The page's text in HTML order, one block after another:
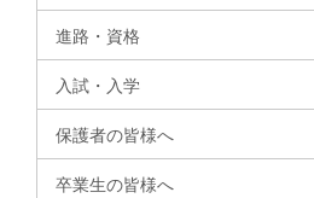
進路・資格
入試・入学
保護者の皆様へ
卒業生の皆様へ